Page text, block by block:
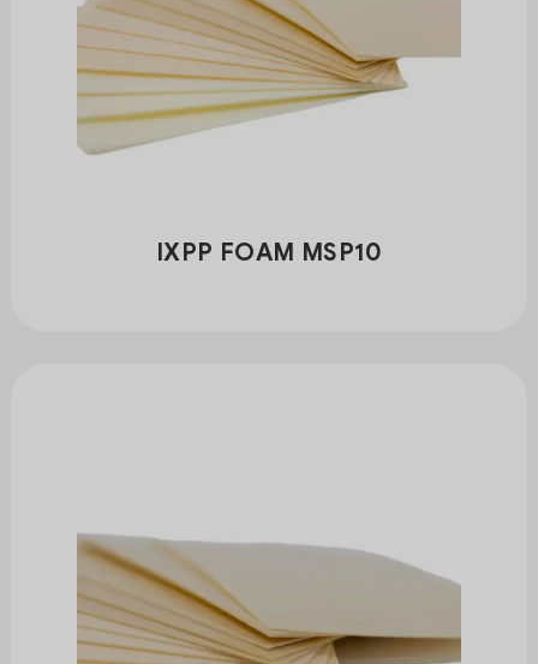
IXPP FOAM MSP10